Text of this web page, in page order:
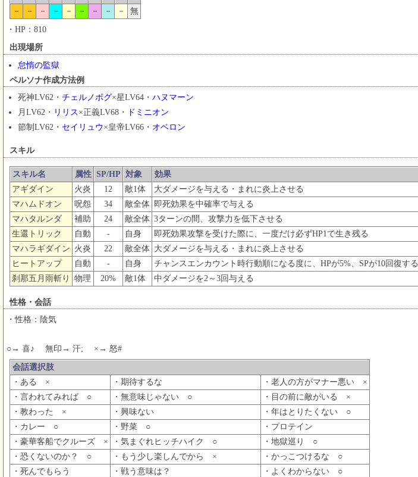
－
－ － － － － － － － 無
・HP：810
出現場所
怠惰の監獄
ペルソナ作成方法例
死神LV62・ チェルノボグ×星LV64・ ハヌマーン
月LV62・ リリス ×正義LV68・
ドミニオン
節制LV62・ セイリュウ ×皇帝LV66・ オベロン
スキル
スキル名 属性 SP/HP 対象 効果
アギダイン
火炎 12 敵1体 大ダメージを与える・まれに炎上させる
マハムドオン
呪怨 34 敵全体 即死効果を中確率で与える
マハタルンダ
補助 24 敵全体 3ターンの間、攻撃力を低下させる
生還トリック
自動 - 自身 即死効果攻撃を受けた際に、一度だけ必ずHP1で生き残る
マハラギダイン 火炎 22 敵全体 大ダメージを与える・まれに炎上させる
ヒートアップ
自動 - 自身 チャンスエンカウント時行動順になる度に、HPが5%、SPが10回復する
刹那五月雨斬り
物理 20% 敵1体 中ダメージを2～3回与える
性格・会話
・性格：陰気
○→ 喜♪ 無印→ 汗; ×→ 怒#
会話選択肢
・ある ×
・期待するな
・老人の方がマナー悪い ×
・言われてみれば ○
・無意味じゃない ○
・目の前に敵がいる ×
・教わった ×
・興味ない
・年はとりたくない ○
・カレー ○
・野菜 ○
・プロテイン
・豪華客船でクルーズ ×
・気まぐれヒッチハイク ○
・地獄巡り ○
・恐くないのか？ ○
・もう少し楽しんでから ×
・かっこつけるな ○
・死んでもらう
・戦う意味は？
・よくわからない ○